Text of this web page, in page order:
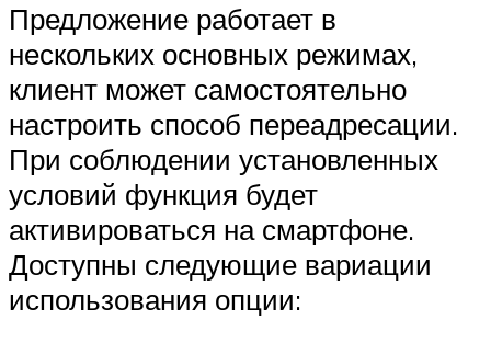
Предложение работает в
нескольких основных режимах,
клиент может самостоятельно
настроить способ переадресации.
При соблюдении установленных
условий функция будет
активироваться на смартфоне.
Доступны следующие вариации
использования опции: